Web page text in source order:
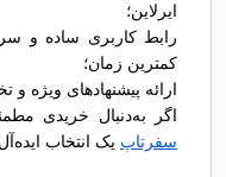
ایرلاین؛
رابط کاربری ساده و
کمترین زمان؛
ارائه پیشنهادهای ویژه
اگر به‌دنبال خریدی
سفرتاپ یک انتخاب